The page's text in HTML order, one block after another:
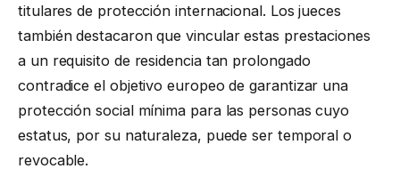
titulares de protección internacional. Los jueces
también destacaron que vincular estas prestaciones
a un requisito de residencia tan prolongado
contradice el objetivo europeo de garantizar una
protección social mínima para las personas cuyo
estatus, por su naturaleza, puede ser temporal o
revocable.